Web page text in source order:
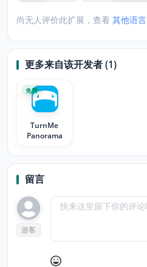
尚无人评价此扩展，查看 其他语言
更多来自该开发者 (1)
TurnMe
Panorama
免费
留言
游客